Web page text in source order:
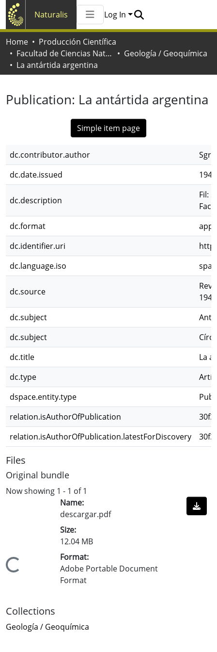
Naturalis
All of Naturalis
Log In
Home
Producción Científica
Facultad de Ciencias Naturales y Museo
Geología / Geoquímica
La antártida argentina
Publication: La antártida argentina
Simple item page
dc.contributor.author
dc.date.issued
1948
dc.description
Fil:
dc.format
dc.identifier.uri
dc.language.iso
spa
dc.source
dc.subject
dc.subject
dc.title
La
dc.type
dspace.entity.type
relation.isAuthorOfPublication
relation.isAuthorOfPublication.latestForDiscovery
Files
Original bundle
Now showing 1 - 1 of 1
Loading...
Name:
descargar.pdf
Size:
12.04 MB
Format:
Adobe Portable Document
Format
Collections
Geología / Geoquímica